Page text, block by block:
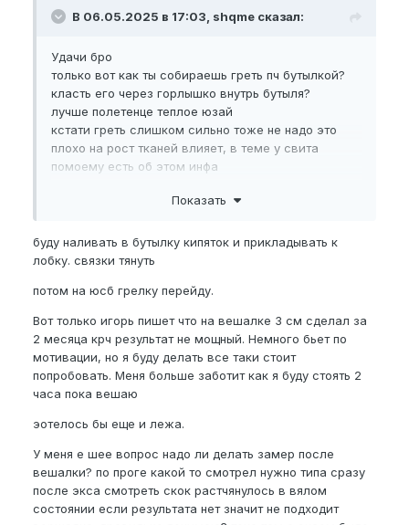
В 06.05.2025 в 17:03, shqme сказал:
Удачи бро
только вот как ты собираешь греть пч бутылкой?
класть его через горлышко внутрь бутыля?
лучше полетенце теплое юзай
кстати греть слишком сильно тоже не надо это
плохо на рост тканей влияет, в теме у свита
помоему есть об этом инфа
Показать
буду наливать в бутылку кипяток и прикладывать к
лобку. связки тянуть
потом на юсб грелку перейду.
Вот только игорь пишет что на вешалке 3 см сделал за
2 месяца крч результат не мощный. Немного бьет по
мотивации, но я буду делать все таки стоит
попробовать. Меня больше заботит как я буду стоять 2
часа пока вешаю
эотелось бы еще и лежа.
У меня е шее вопрос надо ли делать замер после
вешалки? по проге какой то смотрел нужно типа сразу
после экса смотреть скок растчянулось в вялом
состоянии если результата нет значит не подходит